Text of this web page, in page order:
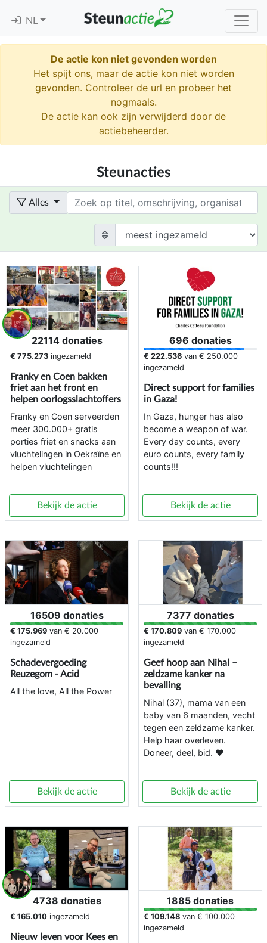
NL
De actie kon niet gevonden worden
Het spijt ons, maar de actie kon niet worden
gevonden. Controleer de url en probeer het
nogmaals.
De actie kan ook zijn verwijderd door de
actiebeheerder.
Steunacties
Alles Term
22114 donaties
€ 775.273 ingezameld
Franky en Coen bakken
friet aan het front en
helpen oorlogsslachtoffers
Franky en Coen serveerden
meer 300.000+ gratis
porties friet en snacks aan
vluchtelingen in Oekraïne en
helpen vluchtelingen
Bekijk de actie
696 donaties
€ 222.536 van € 250.000
ingezameld
Direct support for families
in Gaza!
In Gaza, hunger has also
become a weapon of war.
Every day counts, every
euro counts, every family
counts!!!
Bekijk de actie
16509 donaties
€ 175.969 van € 20.000
ingezameld
Schadevergoeding
Reuzegom - Acid
All the love, All the Power
Bekijk de actie
7377 donaties
€ 170.809 van € 170.000
ingezameld
Geef hoop aan Nihal –
zeldzame kanker na
bevalling
Nihal (37), mama van een
baby van 6 maanden, vecht
tegen een zeldzame kanker.
Help haar overleven.
Doneer, deel, bid. ❤️
Bekijk de actie
4738 donaties
€ 165.010 ingezameld
Nieuw leven voor Kees en
1885 donaties
€ 109.148 van € 100.000
ingezameld